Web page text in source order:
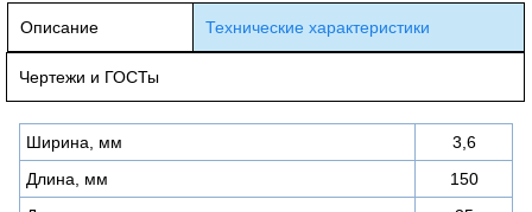
Описание Технические характеристики
Чертежи и ГОСТы
Ширина, мм
3,6
Длина, мм
150